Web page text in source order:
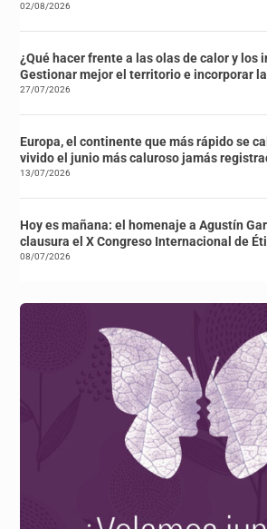
02/08/2026
¿Qué hacer frente a las olas de calor y los
Gestionar mejor el territorio e incorporar
27/07/2026
Europa, el continente que más rápido se
vivido el junio más caluroso jamás
13/07/2026
Hoy es mañana: el homenaje a Agustín
clausura el X Congreso Internacional de
08/07/2026